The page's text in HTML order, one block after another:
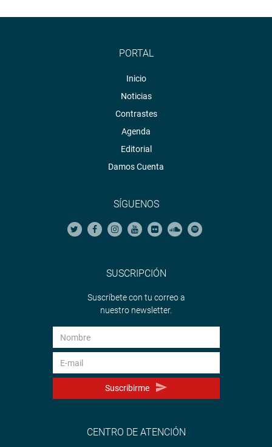
PORTAL
Inicio
Noticias
Contrastes
Agenda
Editorial
Damos Cuenta
SÍGUENOS
SUSCRIPCIÓN
Suscríbete con tu correo a
nuestro newsletter.
Suscribirme
CENTRO DE ATENCIÓN